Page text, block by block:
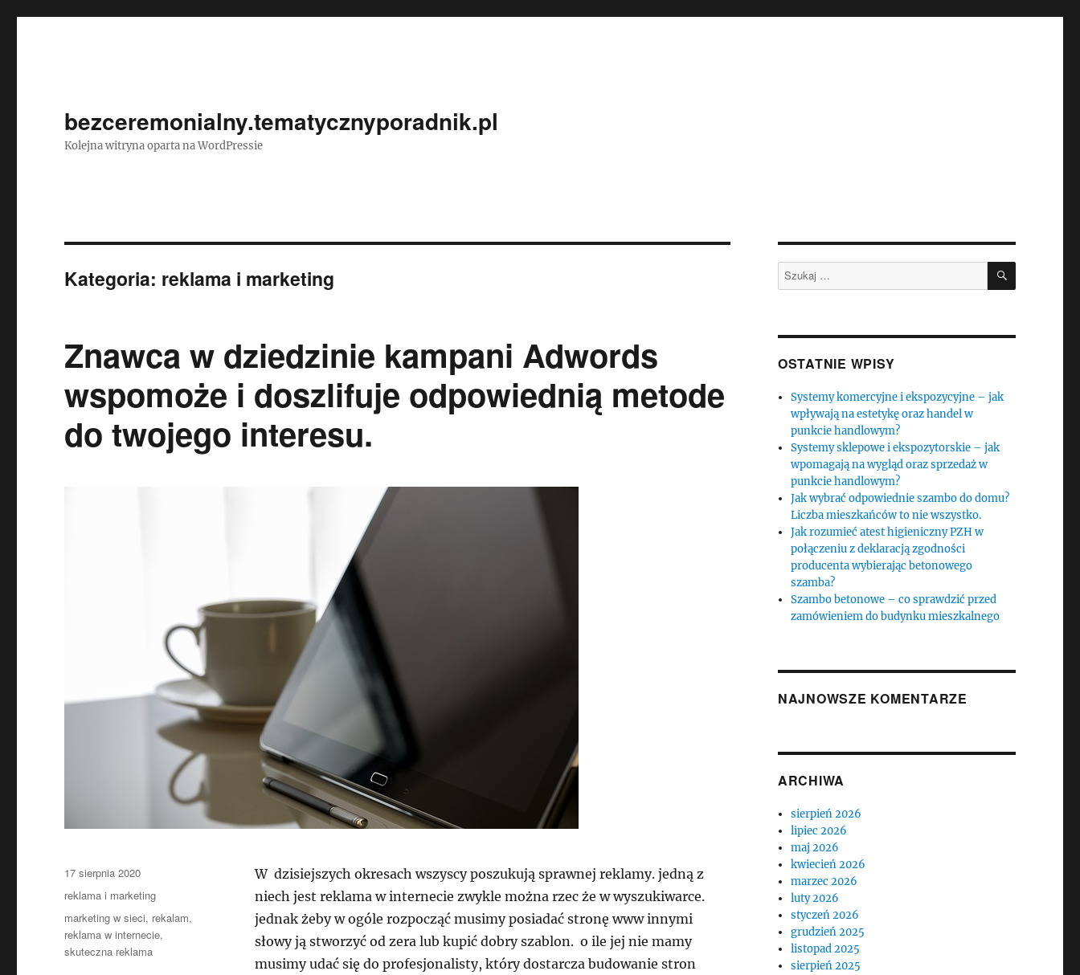
bezceremonialny.tematycznyporadnik.pl
Kolejna witryna oparta na WordPressie
Kategoria: reklama i marketing
Znawca w dziedzinie kampani Adwords
wspomoże i doszlifuje odpowiednią metode
do twojego interesu.
W dzisiejszych okresach wszyscy poszukują sprawnej reklamy. jedną z
niech jest reklama w internecie zwykle można rzec że w wyszukiwarce.
jednak żeby w ogóle rozpocząć musimy posiadać stronę www innymi
słowy ją stworzyć od zera lub kupić dobry szablon. o ile jej nie mamy
musimy udać się do profesjonalisty, który dostarcza budowanie stron
Data
publikacji
17 sierpnia 2020
Kategorie
reklama i marketing
Tagi
marketing w sieci, rekalam,
reklama w internecie,
skuteczna reklama
Szukaj: SZUKAJ
OSTATNIE WPISY
Systemy komercyjne i ekspozycyjne – jak
wpływają na estetykę oraz handel w
punkcie handlowym?
Systemy sklepowe i ekspozytorskie – jak
wpomagają na wygląd oraz sprzedaż w
punkcie handlowym?
Jak wybrać odpowiednie szambo do domu?
Liczba mieszkańców to nie wszystko.
Jak rozumieć atest higieniczny PZH w
połączeniu z deklaracją zgodności
producenta wybierając betonowego
szamba?
Szambo betonowe – co sprawdzić przed
zamówieniem do budynku mieszkalnego
NAJNOWSZE KOMENTARZE
ARCHIWA
sierpień 2026
lipiec 2026
maj 2026
kwiecień 2026
marzec 2026
luty 2026
styczeń 2026
grudzień 2025
listopad 2025
sierpień 2025